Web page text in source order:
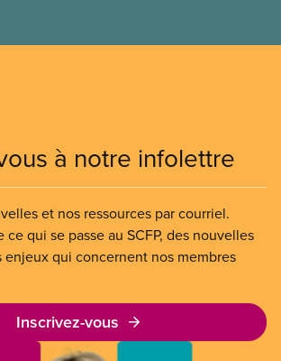
à notre infolettre
et nos ressources par courriel.
ce qui se passe au SCFP, des nouvelles
enjeux qui concernent nos membres
Inscrivez-vous